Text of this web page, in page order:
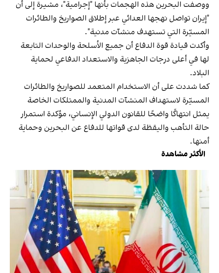
ووصفت البحرين هذه الهجمات بأنها "إجرامية"، مشيرة إلى أن
"إيران تواصل نهجها العدائي عبر إطلاق الصواريخ والطائرات
المسيّرة التي تستهدف منشآت مدنية".
وأكدت قيادة قوة الدفاع أن جميع الأسلحة والوحدات التابعة
لها في أعلى درجات الجاهزية والاستعداد الدفاعي لحماية
البلاد.
كما شددت على أن الاستخدام المتعمد للصواريخ والطائرات
المسيّرة لاستهداف المنشآت المدنية والممتلكات الخاصة
يمثل انتهاكًا واضحًا للقانون الدولي الإنساني، مؤكدة استمرار
حالة التأهب واليقظة لدى قواتها للدفاع عن البحرين وحماية
أمنها.
الأكثر مشاهدة